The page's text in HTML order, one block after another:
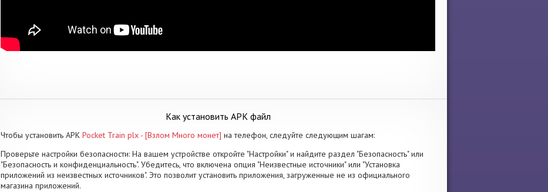
Как установить APK файл
Чтобы установить APK Pocket Train plx - [Взлом Много монет] на телефон, следуйте следующим шагам:
Проверьте настройки безопасности: На вашем устройстве откройте "Настройки" и найдите раздел "Безопасность" или
"Безопасность и конфиденциальность". Убедитесь, что включена опция "Неизвестные источники" или "Установка
приложений из неизвестных источников". Это позволит установить приложения, загруженные не из официального
магазина приложений.